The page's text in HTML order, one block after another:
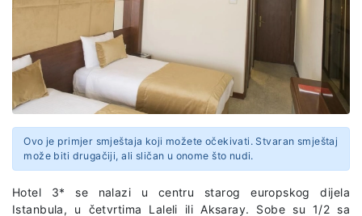
Ovo je primjer smještaja koji možete očekivati. Stvaran smještaj
može biti drugačiji, ali sličan u onome što nudi.
Hotel 3* se nalazi u centru starog europskog dijela
Istanbula, u četvrtima Laleli ili Aksaray. Sobe su 1/2 sa